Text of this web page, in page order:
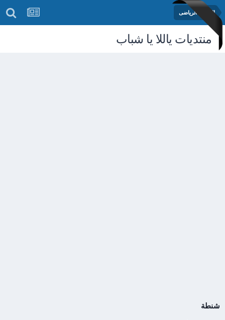
المنتدى الرياضى
منتديات ياللا يا شباب
شنطة